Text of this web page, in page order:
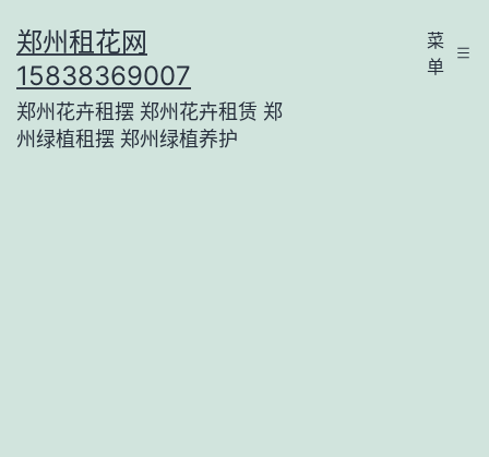
至
内
容
郑州租花网
15838369007
郑州花卉租摆 郑州花卉租赁 郑
州绿植租摆 郑州绿植养护
菜
单